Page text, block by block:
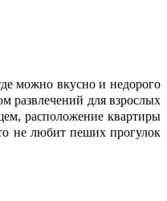
можно вкусно и недорого
развлечений для взрослых
расположение квартиры
не любит пеших прогулок